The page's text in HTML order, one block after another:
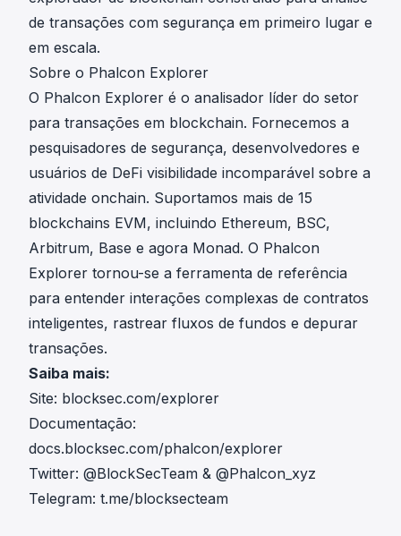
de transações com segurança em primeiro lugar e
em escala.
Sobre o Phalcon Explorer
O Phalcon Explorer é o analisador líder do setor
para transações em blockchain. Fornecemos a
pesquisadores de segurança, desenvolvedores e
usuários de DeFi visibilidade incomparável sobre a
atividade onchain. Suportamos mais de 15
blockchains EVM, incluindo Ethereum, BSC,
Arbitrum, Base e agora Monad. O Phalcon
Explorer tornou-se a ferramenta de referência
para entender interações complexas de contratos
inteligentes, rastrear fluxos de fundos e depurar
transações.
Saiba mais:
Site: blocksec.com/explorer
Documentação:
docs.blocksec.com/phalcon/explorer
Twitter: @BlockSecTeam & @Phalcon_xyz
Telegram: t.me/blocksecteam